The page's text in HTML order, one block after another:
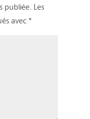
publiée. Les
avec *